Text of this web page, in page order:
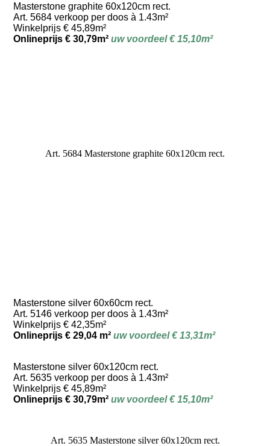
Masterstone graphite 60x120cm rect.
Art. 5684 verkoop per doos à 1.43m²
Winkelprijs € 45,89m²
Onlineprijs € 30,79m²uw voordeel € 15,10m²
Art. 5684 Masterstone graphite 60x120cm rect.
Masterstone silver 60x60cm rect.
Art. 5146 verkoop per doos à 1.43m²
Winkelprijs € 42,35m²
Onlineprijs € 29,04 m²uw voordeel € 13,31m²
Masterstone silver 60x120cm rect.
Art. 5635 verkoop per doos à 1.43m²
Winkelprijs € 45,89m²
Onlineprijs € 30,79m²uw voordeel € 15,10m²
Art. 5635 Masterstone silver 60x120cm rect.